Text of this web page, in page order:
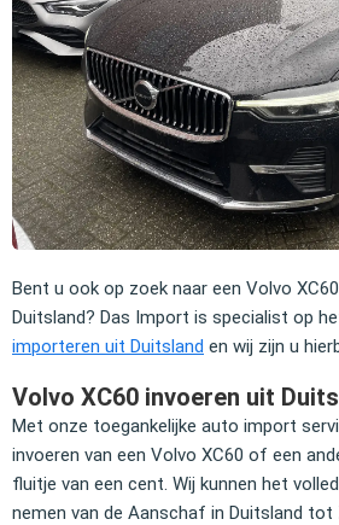
Bent u ook op zoek naar een Volvo
Duitsland? Das Import is specialist op
importeren uit Duitsland en wij zijn u
Volvo XC60 invoeren uit
Met onze toegankelijke auto import
invoeren van een Volvo XC60 of een
fluitje van een cent. Wij kunnen het
nemen van de Aanschaf in Duitsland tot